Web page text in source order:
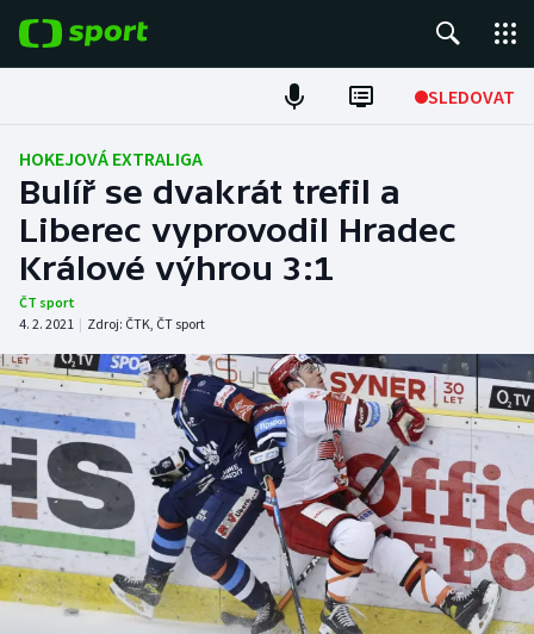
SLEDOVAT
Fotbal
Hokej
Tenis
Atletika
Cyklistika
DALŠÍ SPORTY
Americký fotbal
Baseball a softbal
Basketbal
NEPŘEHLÉDNĚTE
Soutěže
Historické návraty
HOKEJOVÁ EXTRALIGA
Bulíř se dvakrát trefil a
Liberec vyprovodil Hradec
Králové výhrou 3:1
ČT sport
4. 2. 2021 | Zdroj: ČTK, ČT sport